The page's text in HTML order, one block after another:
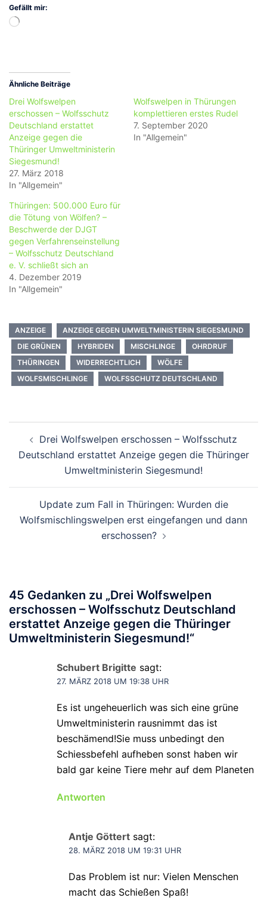
Gefällt mir:
Wird
Ähnliche Beiträge
Drei Wolfswelpen
erschossen – Wolfsschutz
Deutschland erstattet
Anzeige gegen die
Thüringer Umweltministerin
Siegesmund!
27. März 2018
In "Allgemein"
Wolfswelpen in Thürungen
komplettieren erstes Rudel
7. September 2020
In "Allgemein"
Thüringen: 500.000 Euro für
die Tötung von Wölfen? –
Beschwerde der DJGT
gegen Verfahrenseinstellung
– Wolfsschutz Deutschland
e. V. schließt sich an
4. Dezember 2019
In "Allgemein"
ANZEIGE
ANZEIGE GEGEN UMWELTMINISTERIN SIEGESMUND
DIE GRÜNEN
HYBRIDEN MISCHLINGE
OHRDRUF
THÜRINGEN
WIDERRECHTLICH
WÖLFE
WOLFSMISCHLINGE
WOLFSSCHUTZ DEUTSCHLAND
Drei Wolfswelpen erschossen – Wolfsschutz
Deutschland erstattet Anzeige gegen die Thüringer
Umweltministerin Siegesmund!
Update zum Fall in Thüringen: Wurden die
Wolfsmischlingswelpen erst eingefangen und dann
erschossen?
45 Gedanken zu „Drei Wolfswelpen
erschossen – Wolfsschutz Deutschland
erstattet Anzeige gegen die Thüringer
Umweltministerin Siegesmund!“
Schubert Brigitte sagt:
27. MÄRZ 2018 UM 19:38 UHR
Es ist ungeheuerlich was sich eine grüne
Umweltministerin rausnimmt das ist
beschämend!Sie muss unbedingt den
Schiessbefehl aufheben sonst haben wir
bald gar keine Tiere mehr auf dem Planeten
Antworten
Antje Göttert sagt:
28. MÄRZ 2018 UM 19:31 UHR
Das Problem ist nur: Vielen Menschen
macht das Schießen Spaß!